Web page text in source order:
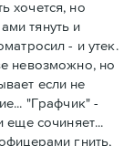
хочется, но
тянуть и
- и утек.
невозможно, но
если не
"Графчик" -
еще сочиняет...
гнить,